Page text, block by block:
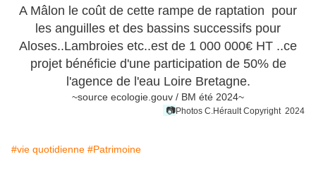
A Mâlon le coût de cette rampe de raptation pour
les anguilles et des bassins successifs pour
Aloses..Lambroies etc..est de 1 000 000€ HT ..ce
projet bénéficie d'une participation de 50% de
l'agence de l'eau Loire Bretagne.
~source ecologie.gouv / BM été 2024~
📷Photos C.HéraultCopyright 2024
#vie quotidienne #Patrimoine